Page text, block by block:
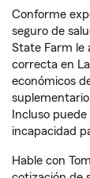
Conforme
seguro de
State Farm le
correcta en
económicos
Incluso
incapacidad
Hable con